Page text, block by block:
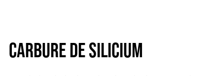
CARBURE DE SILICIUM